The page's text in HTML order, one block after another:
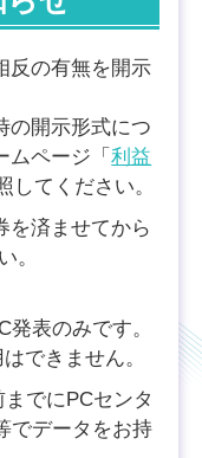
反の有無を開示
の開示形式につ
ムページ「利益
してください。
を済ませてから
。
表のみです。
できません。
でにPCセンタ
でデータをお持